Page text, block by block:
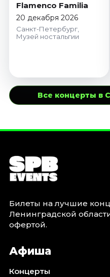
Flamenco Familia
20 декабря 2026
Санкт-Петербург,
Музей ностальгии
Все концерты в
Билеты на лучшие
Ленинградской
офертой.
Афиша
Концерты